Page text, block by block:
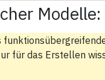
Modelle:
für das Erstellen